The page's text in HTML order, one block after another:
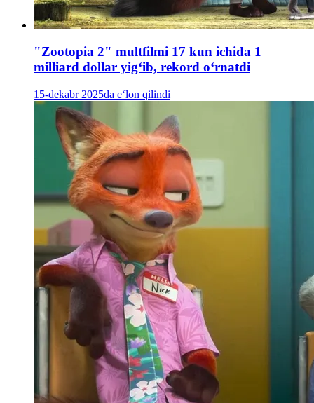
"Zootopia 2" multfilmi 17 kun ichida 1
milliard dollar yig‘ib, rekord oʻrnatdi
15-dekabr 2025da e‘lon qilindi